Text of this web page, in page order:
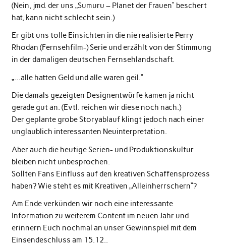
(Nein, jmd. der uns „Sumuru – Planet der Frauen“ beschert
hat, kann nicht schlecht sein.)
Er gibt uns tolle Einsichten in die nie realisierte Perry
Rhodan (Fernsehfilm-) Serie und erzählt von der Stimmung
in der damaligen deutschen Fernsehlandschaft.
„…alle hatten Geld und alle waren geil.“
Die damals gezeigten Designentwürfe kamen ja nicht
gerade gut an. (Evtl. reichen wir diese noch nach.)
Der geplante grobe Storyablauf klingt jedoch nach einer
unglaublich interessanten Neuinterpretation.
Aber auch die heutige Serien- und Produktionskultur
bleiben nicht unbesprochen.
Sollten Fans Einfluss auf den kreativen Schaffensprozess
haben? Wie steht es mit Kreativen „Alleinherrschern“?
Am Ende verkünden wir noch eine interessante
Information zu weiterem Content im neuen Jahr und
erinnern Euch nochmal an unser Gewinnspiel mit dem
Einsendeschluss am 15.12..